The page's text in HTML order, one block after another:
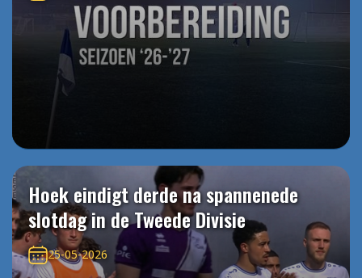
Hoek eindigt derde na spannenede
slotdag in de Tweede Divisie
25-05-2026